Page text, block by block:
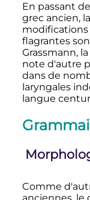
En passant
grec ancien,
flagrantes
Grassmann,
note d'autre
dans de
laryngales
langue
Comme